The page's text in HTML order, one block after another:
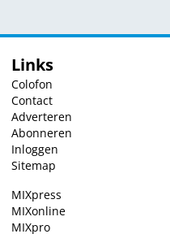
Links
Colofon
Contact
Adverteren
Abonneren
Inloggen
Sitemap
MIXpress
MIXonline
MIXpro